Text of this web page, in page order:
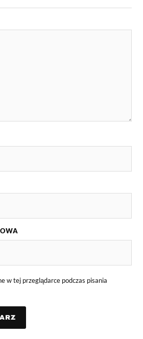
w tej przeglądarce podczas pisania